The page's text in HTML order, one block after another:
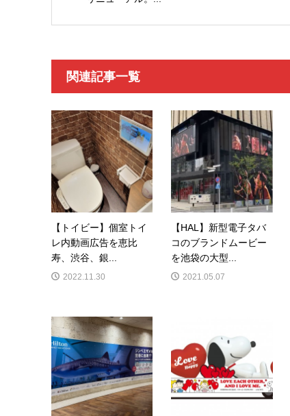
関連記事一覧
【トイビー】個室トイ
レ内動画広告を恵比
寿、渋谷、銀...
2022.11.30
【HAL】新型電子タバ
コのブランドムービー
を池袋の大型...
2021.05.07